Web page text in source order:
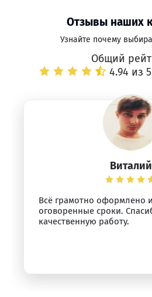
Отзывы наших
Узнайте почему
Общий
4.94 из
Виталий
Всё грамотно оформлено
оговоренные сроки.
качественную работу.